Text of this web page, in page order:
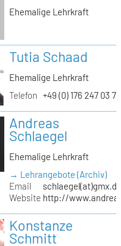
Ehemalige Lehrkraft
Tutia Schaad
Ehemalige Lehrkraft
Telefon +49 (0) 176 247 03 7
Andreas
Schlaegel
Ehemalige Lehrkraft
→ Lehrangebote (Archiv)
Email
Website http://
Konstanze
Schmitt